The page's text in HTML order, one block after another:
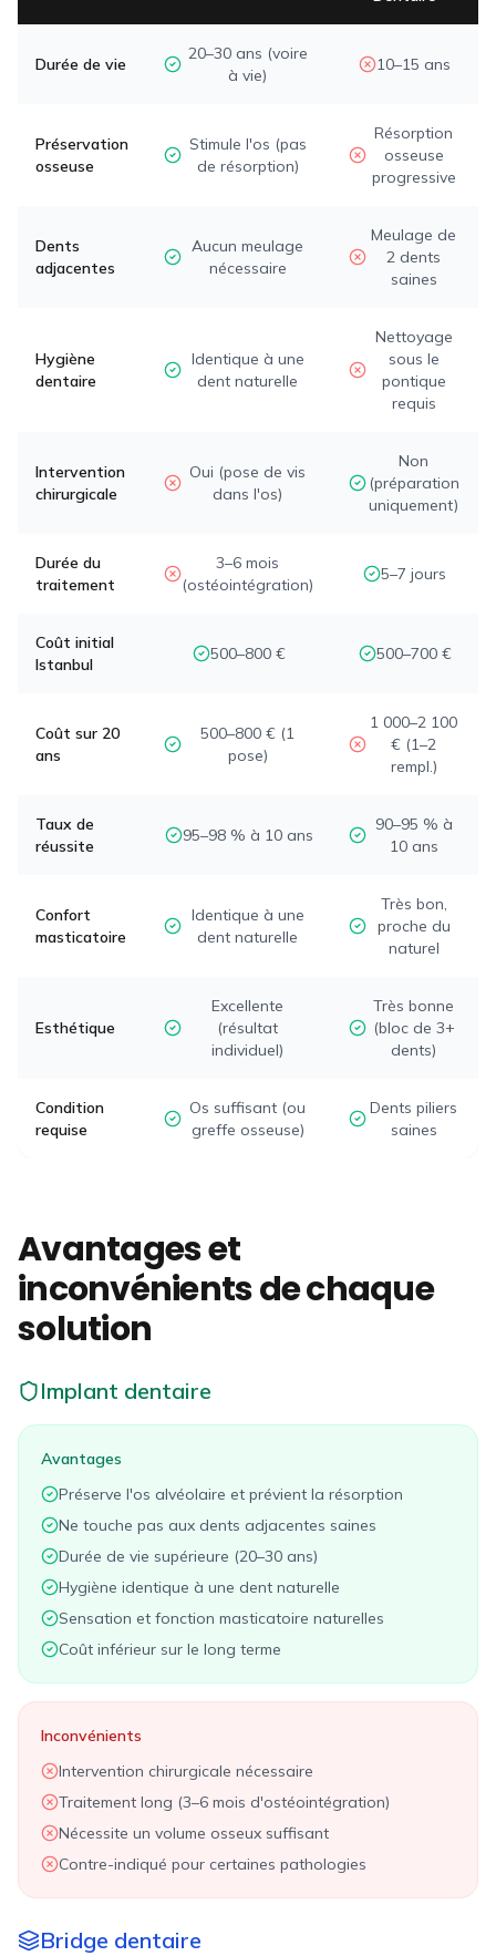
Durée de vie
20–30 ans (voire
à vie)
10–15 ans
Préservation
osseuse
Stimule l'os (pas
de résorption)
Résorption
osseuse
progressive
Dents
adjacentes
Aucun meulage
nécessaire
Meulage de
2 dents
saines
Hygiène
dentaire
Identique à une
dent naturelle
Nettoyage
sous le
pontique
requis
Intervention
chirurgicale
Oui (pose de vis
dans l'os)
Non
(préparation
uniquement)
Durée du
traitement
3–6 mois
(ostéointégration)
5–7 jours
Coût initial
Istanbul
500–800 € 500–700 €
Coût sur 20
ans
500–800 € (1
pose)
1 000–2 100
€ (1–2
rempl.)
Taux de
réussite
95–98 % à 10 ans
90–95 % à
10 ans
Confort
masticatoire
Identique à une
dent naturelle
Très bon,
proche du
naturel
Esthétique
Excellente
(résultat
individuel)
Très bonne
(bloc de 3+
dents)
Condition
requise
Os suffisant (ou
greffe osseuse)
Dents piliers
saines
Avantages et
inconvénients de chaque
solution
Implant dentaire
Avantages
Préserve l'os alvéolaire et prévient la résorption
Ne touche pas aux dents adjacentes saines
Durée de vie supérieure (20–30 ans)
Hygiène identique à une dent naturelle
Sensation et fonction masticatoire naturelles
Coût inférieur sur le long terme
Inconvénients
Intervention chirurgicale nécessaire
Traitement long (3–6 mois d'ostéointégration)
Nécessite un volume osseux suffisant
Contre-indiqué pour certaines pathologies
Bridge dentaire